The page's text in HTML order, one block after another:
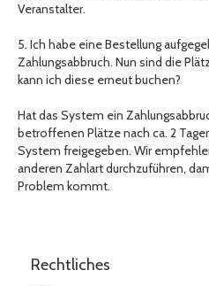
Veranstalter.
5. Ich habe eine Bestellung
Zahlungsabbruch. Nun sind die
kann ich diese erneut buchen?
Hat das System ein
betroffenen Plätze nach ca. 2
System freigegeben. Wir
anderen Zahlart durchzuführen,
Problem kommt.
Rechtliches